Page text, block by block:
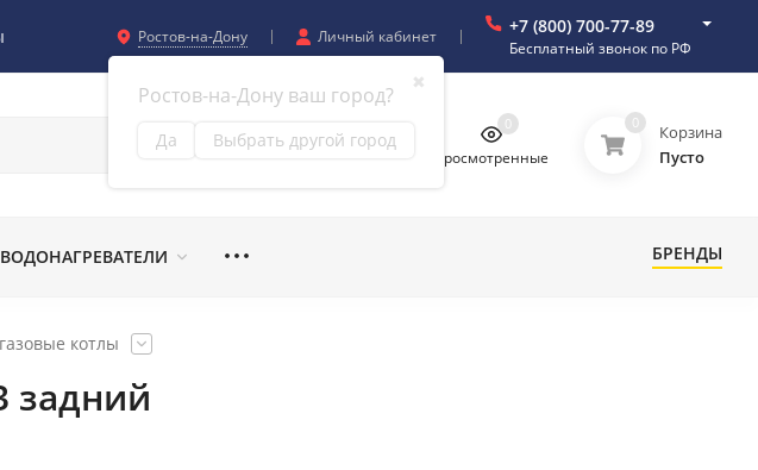
Ростов-на-Дону
✖
Ростов-на-Дону ваш город?
Да Выбрать другой город
Личный кабинет +7 (800) 700-77-89
Бесплатный звонок по РФ
Просмотренные
0 0
Корзина
Пусто
ВОДОНАГРЕВАТЕЛИ БРЕНДЫ
котлы
задний